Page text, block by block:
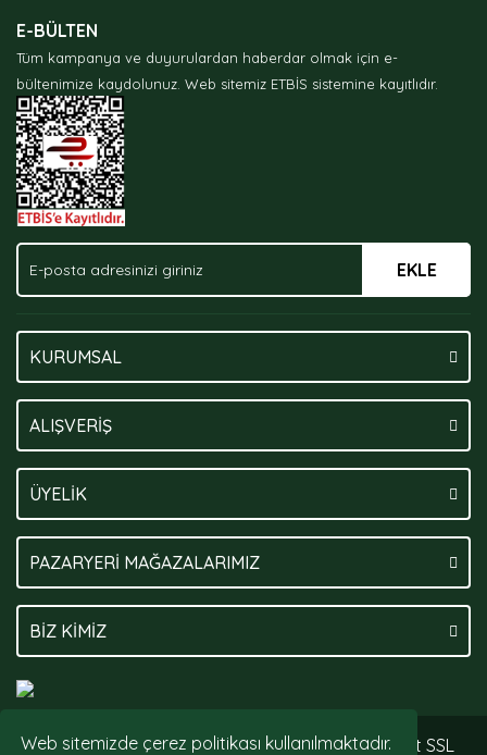
Web sitemizde çerez politikası kullanılmaktadır.
Ürün açıklamasında eksik bilgiler bulunuyor.
Ürün bilgilerinde hatalar bulunuyor.
Ürün fiyatı diğer sitelerden daha pahalı.
Bu ürüne benzer farklı alternatifler olmalı.
E-BÜLTEN
Tüm kampanya ve duyurulardan haberdar olmak için e-
bültenimize kaydolunuz. Web sitemiz ETBİS sistemine kayıtlıdır.
EKLE
KURUMSAL
ALIŞVERİŞ
ÜYELİK
PAZARYERİ MAĞAZALARIMIZ
BİZ KİMİZ
© Tüm hakları saklıdır. Kredi kartı bilgileriniz 256bit SSL